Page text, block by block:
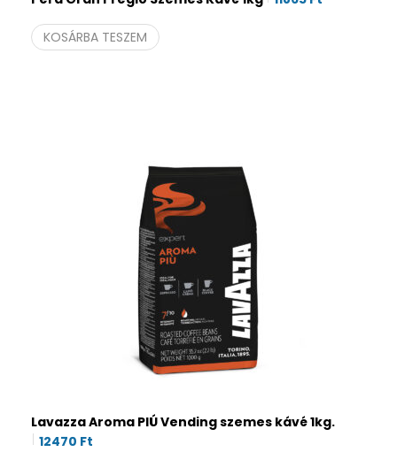
KOSÁRBA TESZEM
Lavazza Aroma PIÚ Vending szemes kávé 1kg.
12470 Ft